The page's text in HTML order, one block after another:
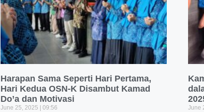
Harapan Sama Seperti Hari Pertama,
Hari Kedua OSN-K Disambut Kamad
Do’a dan Motivasi
June 25, 2025 09:56 June